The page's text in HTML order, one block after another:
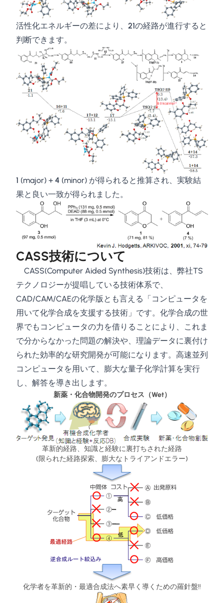
活性化エネルギーの差により、 21の経路が進行すると
判断できます。
1 (major) + 4 (minor) が得られると推算され、実験結
果と良い一致が得られました。
CASS技術について
CASS(Computer Aided Synthesis)技術は、弊社TS
テクノロジーが提唱している技術体系で、
CAD/CAM/CAEの化学版とも言える「コンピュータを
用いて化学合成を支援する技術」です。化学合成の世
界でもコンピュータの力を借りることにより、これま
で分からなかった問題の解決や、理論データに裏付け
られた効率的な研究開発が可能になります。高速並列
コンピュータを用いて、膨大な量子化学計算を実行
し、解答を導き出します。
新薬・化合物開発のプロセス（Wet）
革新的経路、知識と経験に裏打ちされた経路
(限られた経路探索、膨大なトライアンドエラー)
化学者を革新的・最適合成法へ素早く導くための羅針盤!!